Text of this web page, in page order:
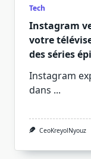
Tech
Instagram
votre
des séries
Instagram
dans ...
CeoKreyolNyouz